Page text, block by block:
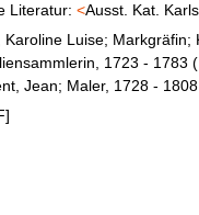
Literatur: <Ausst. Kat.
Karoline Luise; Markgräfin;
1723 - 1783 (
Jean; Maler, 1728 - 1808